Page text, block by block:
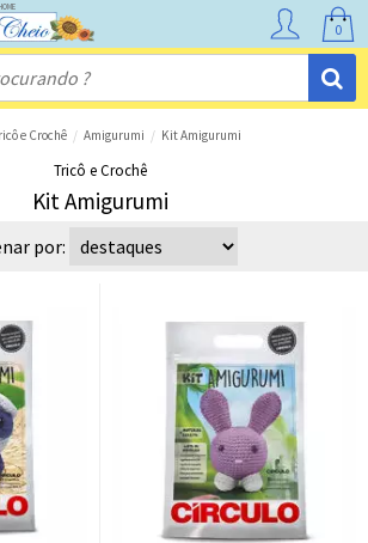
0
e Crochê Amigurumi Kit Amigurumi
Tricô e Crochê
Kit Amigurumi
por: